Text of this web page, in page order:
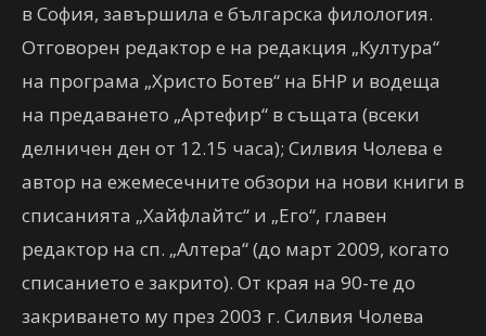
в София, завършила е българска филология.
Отговорен редактор е на редакция „Култура“
на програма „Христо Ботев“ на БНР и водеща
на предаването „Артефир“ в същата (всеки
делничен ден от 12.15 часа); Силвия Чолева e
автор на ежемесечните обзори на нови книги в
списанията „Хайфлайтс“ и „Его“, главен
редактор на сп. „Алтера“ (до март 2009, когато
списанието е закрито). От края на 90-те до
закриването му през 2003 г. Силвия Чолева